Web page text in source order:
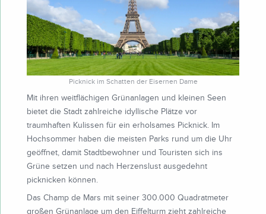
Picknick im Schatten der Eisernen Dame
Mit ihren weitflächigen Grünanlagen und kleinen Seen
bietet die Stadt zahlreiche idyllische Plätze vor
traumhaften Kulissen für ein erholsames Picknick. Im
Hochsommer haben die meisten Parks rund um die Uhr
geöffnet, damit Stadtbewohner und Touristen sich ins
Grüne setzen und nach Herzenslust ausgedehnt
picknicken können.
Das Champ de Mars mit seiner 300.000 Quadratmeter
großen Grünanlage um den Eiffelturm zieht zahlreiche